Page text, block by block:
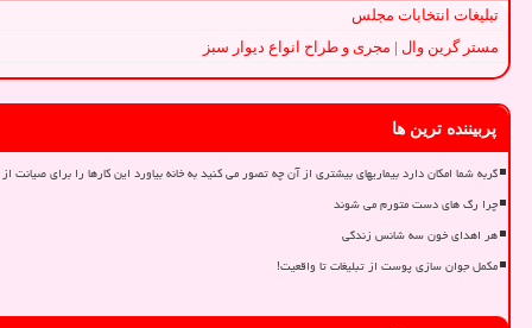
تبلیغات انتخابات مجلس
مستر گرین وال | مجری و طراح انواع دیوار سبز
پربیننده ترین ها
گربه شما امکان دارد بیماریهای بیشتری از آن چه تصور می کنید به خانه بیاورد این کارها را برای صیانت
چرا رگ های دست متورم می شوند
هر اهدای خون سه شانس زندگی
مکمل جوان سازی پوست از تبلیغات تا واقعیت!